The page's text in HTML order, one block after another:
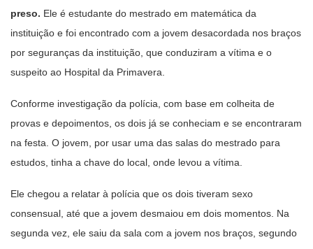
preso. Ele é estudante do mestrado em matemática da
instituição e foi encontrado com a jovem desacordada nos braços
por seguranças da instituição, que conduziram a vítima e o
suspeito ao Hospital da Primavera.
Conforme investigação da polícia, com base em colheita de
provas e depoimentos, os dois já se conheciam e se encontraram
na festa. O jovem, por usar uma das salas do mestrado para
estudos, tinha a chave do local, onde levou a vítima.
Ele chegou a relatar à polícia que os dois tiveram sexo
consensual, até que a jovem desmaiou em dois momentos. Na
segunda vez, ele saiu da sala com a jovem nos braços, segundo